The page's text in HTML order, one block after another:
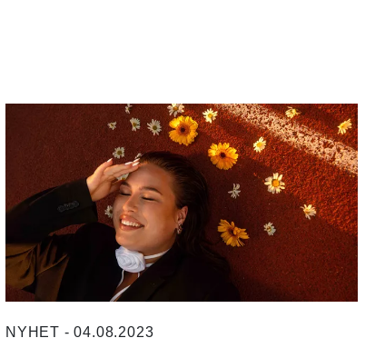
NYHET - 04.08.2023